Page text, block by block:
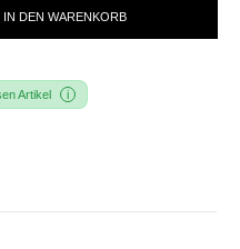
IN DEN WARENKORB
Artikel